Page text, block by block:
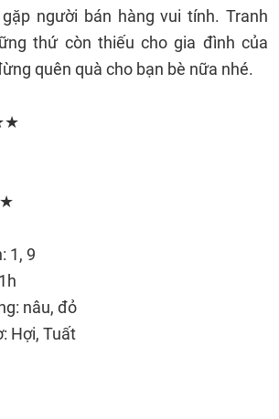
người bán hàng vui tính. Tranh
thứ còn thiếu cho gia đình của
quên quà cho bạn bè nữa nhé.
1, 9
nâu, đỏ
Hợi, Tuất